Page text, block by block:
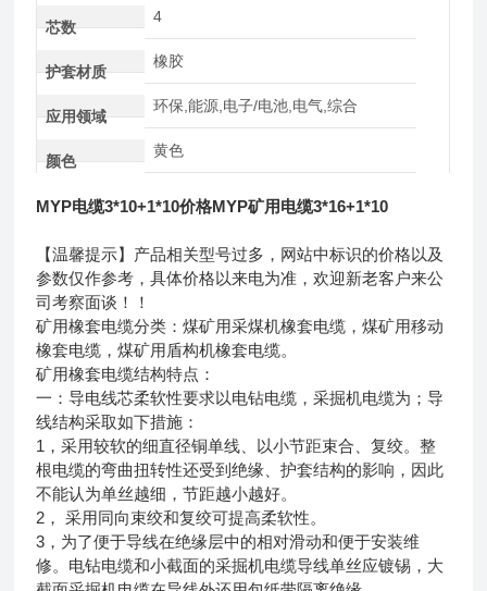
芯数
4
护套材质
橡胶
应用领域
环保,能源,电子/电池,电气,综合
颜色
黄色
MYP电缆3*10+1*10价格MYP矿用电缆3*16+1*10
【温馨提示】产品相关型号过多，网站中标识的价格以及
参数仅作参考，具体价格以来电为准，欢迎新老客户来公
司考察面谈！！
矿用橡套电缆分类：煤矿用采煤机橡套电缆，煤矿用移动
橡套电缆，煤矿用盾构机橡套电缆。
矿用橡套电缆结构特点：
一：导电线芯柔软性要求以电钻电缆，采掘机电缆为；导
线结构采取如下措施：
1，采用较软的细直径铜单线、以小节距束合、复绞。整
根电缆的弯曲扭转性还受到绝缘、护套结构的影响，因此
不能认为单丝越细，节距越小越好。
2， 采用同向束绞和复绞可提高柔软性。
3，为了便于导线在绝缘层中的相对滑动和便于安装维
修。电钻电缆和小截面的采掘机电缆导线单丝应镀锡，大